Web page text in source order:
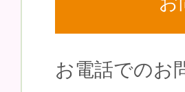
お電話でのお